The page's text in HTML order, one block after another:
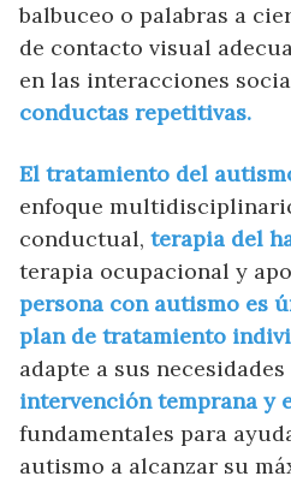
balbuceo o palabras a
de contacto visual
en las interacciones
conductas repetitivas.
El tratamiento del
enfoque
conductual, terapia del
terapia ocupacional y
persona con autismo es
plan de tratamiento
adapte a sus
intervención temprana y
fundamentales para
autismo a alcanzar su